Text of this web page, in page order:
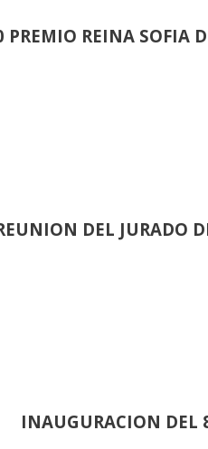
PREMIO REINA SOFIA
DEL JURADO
INAUGURACION DEL